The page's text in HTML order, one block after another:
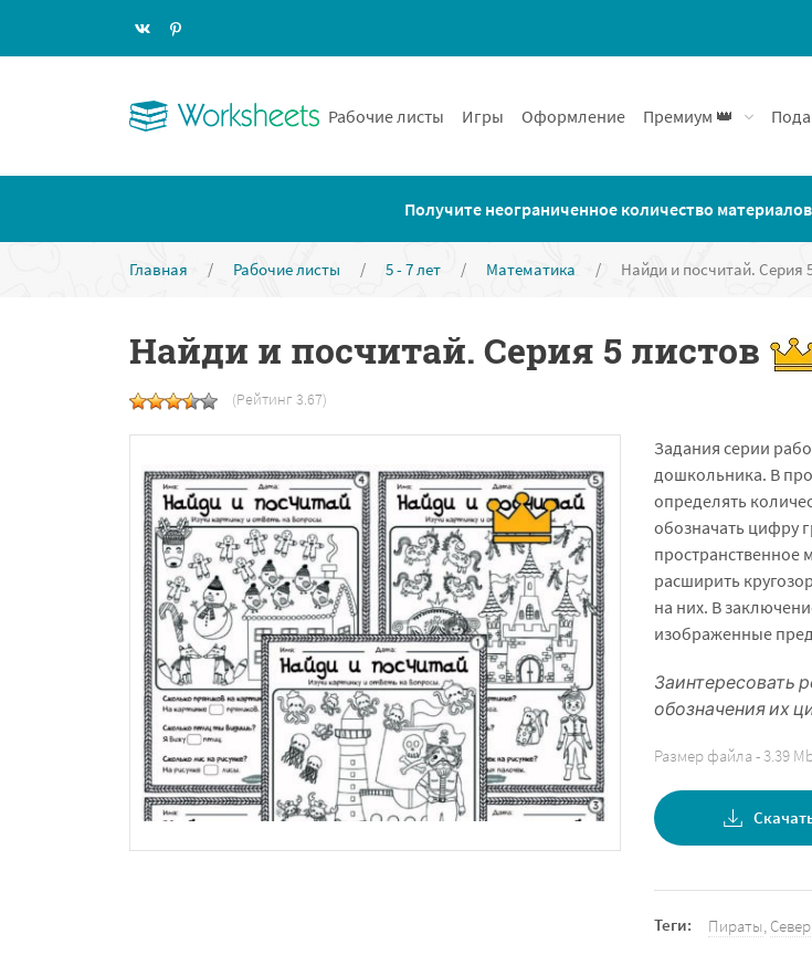
Рабочие листы Игры Оформление Премиум 👑
Получите неограниченное количество
Главная / Рабочие листы / 5 - 7 лет / Математика / Найди и посчитай. Серия
Найди и посчитай. Серия 5 листов
(Рейтинг 3.67)
Задания серии
дошкольника. В
определять
обозначать цифру
пространственное
расширить
на них. В
изображенные
Заинтересовать
обозначения их
Размер файла - 3.39
Теги: Пираты Север